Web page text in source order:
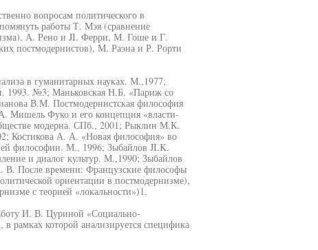
вопросам политического в
работы Т. Мэя (сравнение
А. Рено и JI. Ферри, М. Гоше и Г.
постмодернистов), М. Раэна и Р. Рорти
в гуманитарных науках. М.,1977;
1993. №3; Маньковская Н.Б. «Париж со
В.М. Постмодернистская философия
Мишель Фуко и его концепция «власти-
модерна. СПб., 2001; Рыклин М.К.
Костикова А. А. «Новая философия» во
философии. М., 1996; Зыбайлов JI.K.
и диалог культур. М.,1990; Зыбайлов
После времени: Французские философы
ориентации в постмодернизме),
с теорией «локальности»)1.
И. В. Цуриной «Социально-
рамках которой анализируется специфика